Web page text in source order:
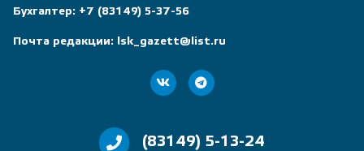
Бухгалтер: +7 (83149) 5-37-56
Почта редакции: lsk_gazett@list.ru
(83149) 5-13-24